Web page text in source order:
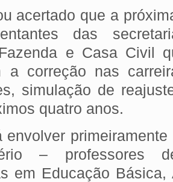
acertado que a
das
e Casa Civil
a correção nas
simulação de
quatro anos.
envolver
– professores
em Educação